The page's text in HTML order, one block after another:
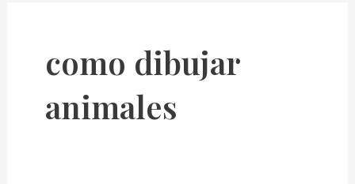
como dibujar
animales